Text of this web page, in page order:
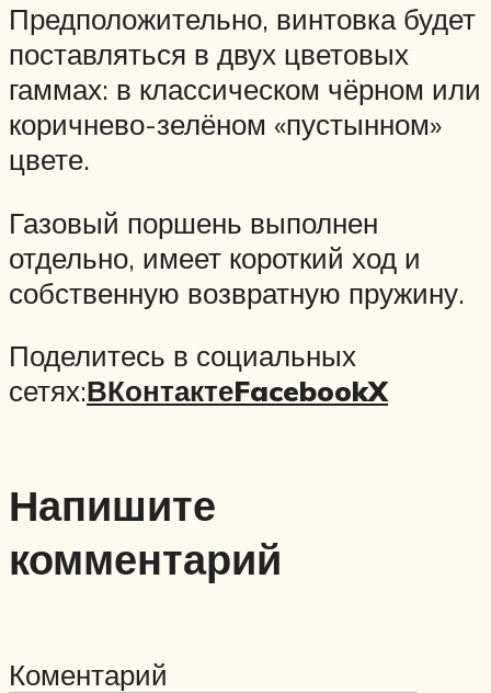
Предположительно, винтовка будет
поставляться в двух цветовых
гаммах: в классическом чёрном или
коричнево-зелёном «пустынном»
цвете.
Газовый поршень выполнен
отдельно, имеет короткий ход и
собственную возвратную пружину.
Поделитесь в социальных
сетях:ВКонтактеFacebookX
Напишите
комментарий
Коментарий